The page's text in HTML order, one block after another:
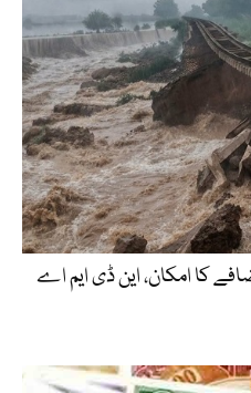
کا امکان، این ڈی ایم اے